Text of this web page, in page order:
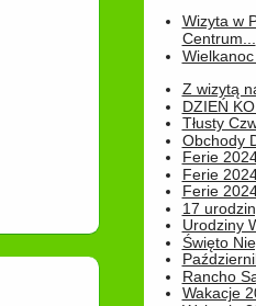
Wizyta w
Centrum...
Z wizytą
DZIEŃ
Tłusty
Obchody
Ferie
Ferie
Ferie
17
Urodziny
Święto
Rancho
Wakacje